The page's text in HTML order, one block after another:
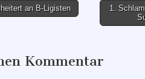
an B-Ligisten
1.
Kommentar